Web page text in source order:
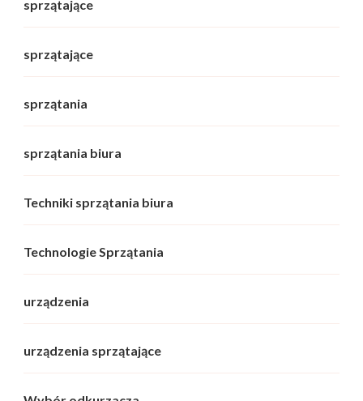
sprzątające
sprzątające
sprzątania
sprzątania biura
Techniki sprzątania biura
Technologie Sprzątania
urządzenia
urządzenia sprzątające